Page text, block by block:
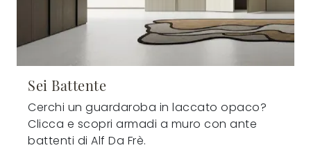
Sei Battente
Cerchi un guardaroba in laccato opaco?
Clicca e scopri armadi a muro con ante
battenti di Alf Da Frè.